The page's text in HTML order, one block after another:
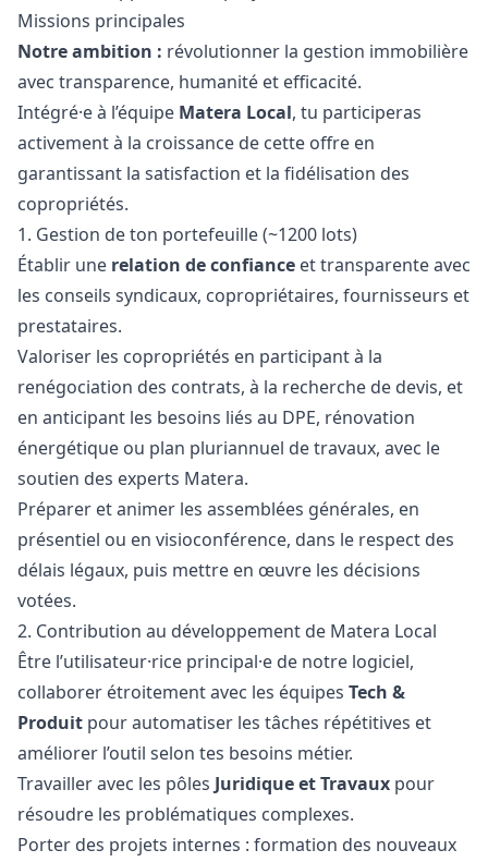
Missions principales
Notre ambition : révolutionner la gestion immobilière
avec transparence, humanité et efficacité.
Intégré·e à l’équipe Matera Local, tu participeras
activement à la croissance de cette offre en
garantissant la satisfaction et la fidélisation des
copropriétés.
1. Gestion de ton portefeuille (~1200 lots)
Établir une relation de confiance et transparente avec
les conseils syndicaux, copropriétaires, fournisseurs et
prestataires.
Valoriser les copropriétés en participant à la
renégociation des contrats, à la recherche de devis, et
en anticipant les besoins liés au DPE, rénovation
énergétique ou plan pluriannuel de travaux, avec le
soutien des experts Matera.
Préparer et animer les assemblées générales, en
présentiel ou en visioconférence, dans le respect des
délais légaux, puis mettre en œuvre les décisions
votées.
2. Contribution au développement de Matera Local
Être l’utilisateur·rice principal·e de notre logiciel,
collaborer étroitement avec les équipes Tech &
Produit pour automatiser les tâches répétitives et
améliorer l’outil selon tes besoins métier.
Travailler avec les pôles Juridique et Travaux pour
résoudre les problématiques complexes.
Porter des projets internes : formation des nouveaux